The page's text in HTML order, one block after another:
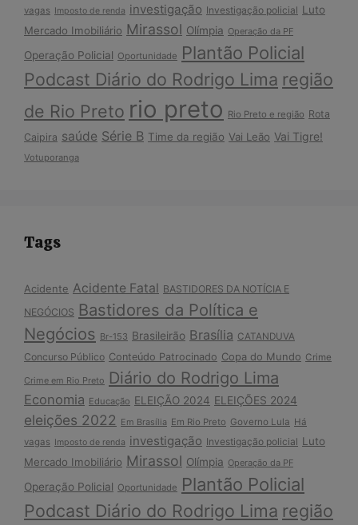
vagas Imposto de renda investigação Investigação policial Luto
Mercado Imobiliário Mirassol Olímpia Operação da PF
Operação Policial Oportunidade Plantão Policial
Podcast Diário do Rodrigo Lima região
de Rio Preto rio preto Rio Preto e região Rota
Caipira saúde Série B Time da região Vai Leão Vai Tigre!
Votuporanga
Tags
Acidente Acidente Fatal BASTIDORES DA NOTÍCIA E
NEGÓCIOS Bastidores da Política e
Negócios Br-153 Brasileirão Brasília CATANDUVA
Concurso Público Conteúdo Patrocinado Copa do Mundo Crime
Crime em Rio Preto Diário do Rodrigo Lima
Economia Educação ELEIÇÃO 2024 ELEIÇÕES 2024
eleições 2022 Em Brasília Em Rio Preto Governo Lula Há
vagas Imposto de renda investigação Investigação policial Luto
Mercado Imobiliário Mirassol Olímpia Operação da PF
Operação Policial Oportunidade Plantão Policial
Podcast Diário do Rodrigo Lima região